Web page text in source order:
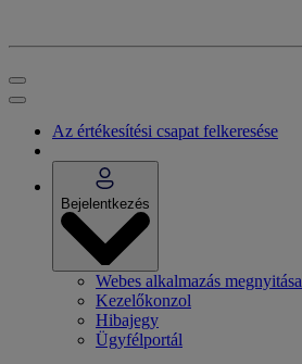
Az értékesítési csapat felkeresése
Bejelentkezés
Webes alkalmazás megnyitása
Kezelőkonzol
Hibajegy
Ügyfélportál